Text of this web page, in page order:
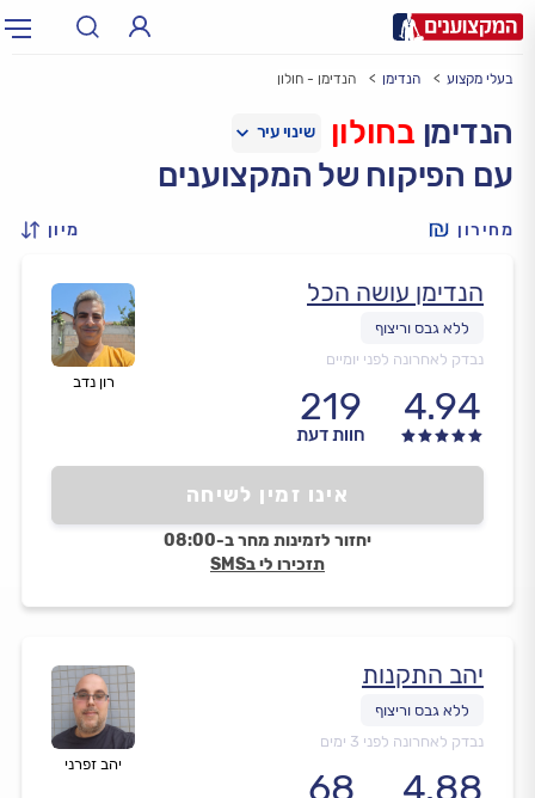
עירעיר: תל אביב, חיפה…
בעלי מקצוע הנדימן הנדימן - חולון
הנדימן בחולון
עם הפיקוח של המקצוענים
מחירון מיון
רון נדב
הנדימן עושה הכל
נבדק לאחרונה לפני יומיים
4.94
219
חוות דעת
אינו זמין לשיחה
יחזור לזמינות מחר ב-08:00
תזכירו לי בSMS
יהב זפרני
יהב התקנות
נבדק לאחרונה לפני 3 ימים
4.88
68